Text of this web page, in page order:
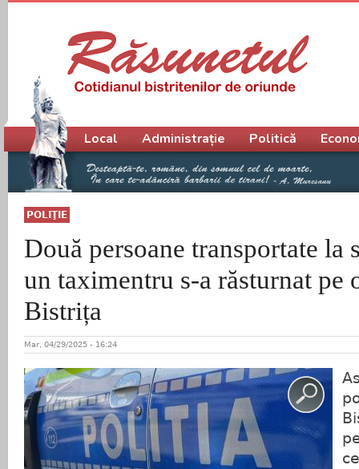
POLIŢIE
Două persoane transportate la
un taximentru s-a răsturnat pe
Bistrița
Mar, 04/29/2025 - 16:24
Meniu principal
Local Administrație Politică